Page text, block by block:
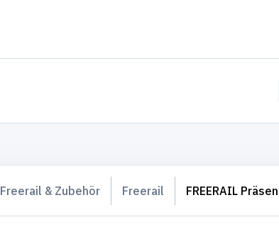
Freerail & Zubehör Freerail FREERAIL